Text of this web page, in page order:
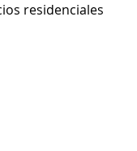
residenciales